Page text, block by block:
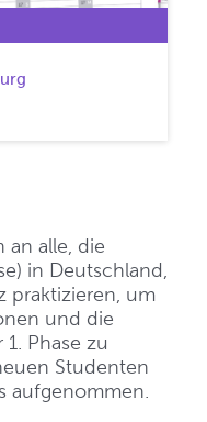
an alle, die
in Deutschland,
praktizieren, um
und die
Phase zu
Studenten
aufgenommen.